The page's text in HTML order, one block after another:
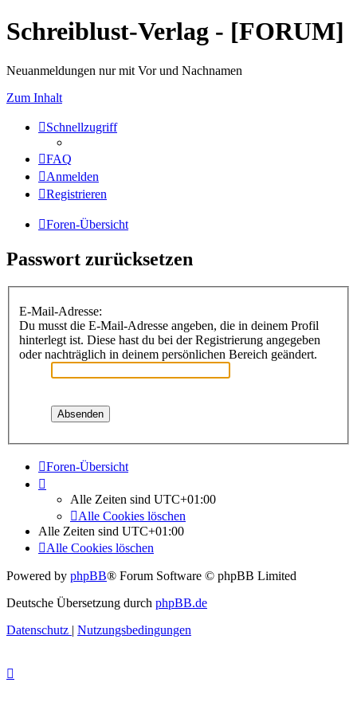
Schreiblust-Verlag - [FORUM]
Neuanmeldungen nur mit Vor und Nachnamen
Zum Inhalt
Schnellzugriff
FAQ
Anmelden
Registrieren
Foren-Übersicht
Passwort zurücksetzen
E-Mail-Adresse:
Du musst die E-Mail-Adresse angeben, die in deinem Profil
hinterlegt ist. Diese hast du bei der Registrierung angegeben
oder nachträglich in deinem persönlichen Bereich geändert.
Foren-Übersicht
Alle Zeiten sind UTC+01:00
Alle Cookies löschen
Alle Zeiten sind UTC+01:00
Alle Cookies löschen
Powered by phpBB® Forum Software © phpBB Limited
Deutsche Übersetzung durch phpBB.de
Datenschutz | Nutzungsbedingungen